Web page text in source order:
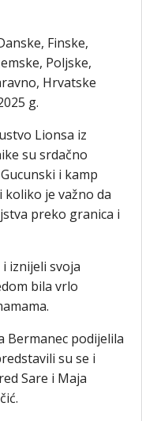
Finske,
Poljske,
Hrvatske
g.
Lionsa iz
su srdačno
i kamp
je važno da
preko granica i
iznijeli svoja
bila vrlo
Bermanec podijelila
su se i
Sare i Maja